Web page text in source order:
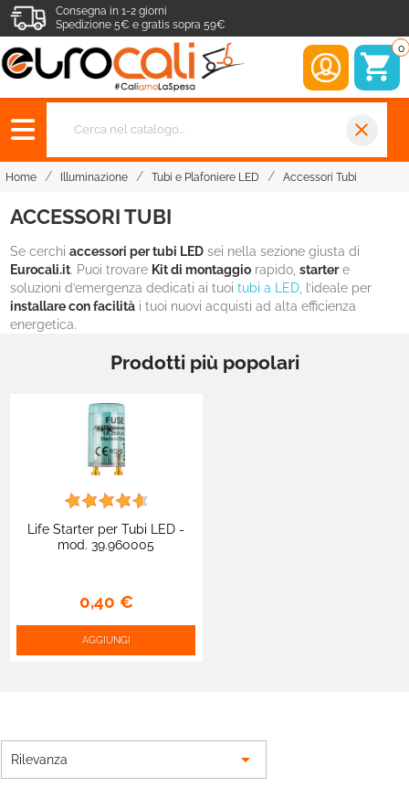
Consegna in 1-2 giorni
Spedizione 5€ e gratis sopra 59€
0
close
Home Illuminazione Tubi e Plafoniere LED Accessori Tubi
ACCESSORI TUBI
Se cerchiaccessori per tubi LED sei nella sezione giusta di
Eurocali.it. Puoi trovare Kit di montaggio rapido,startere
soluzioni d’emergenza dedicati ai tuoitubi a LED , l’ideale per
installare con facilità i tuoi nuovi acquisti ad alta efficienza
energetica.
Prodotti più popolari
Life Starter per Tubi LED -
mod. 39.960005
0,40 €
AGGIUNGI
Rilevanza 